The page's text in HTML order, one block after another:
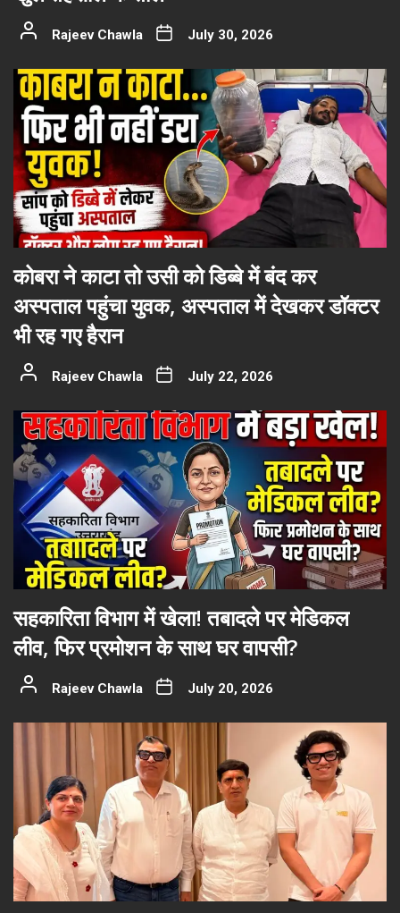
Rajeev Chawla July 30, 2026
कोबरा ने काटा तो उसी को डिब्बे में बंद कर
अस्पताल पहुंचा युवक, अस्पताल में देखकर डॉक्टर
भी रह गए हैरान
Rajeev Chawla July 22, 2026
सहकारिता विभाग में खेला! तबादले पर मेडिकल
लीव, फिर प्रमोशन के साथ घर वापसी?
Rajeev Chawla July 20, 2026